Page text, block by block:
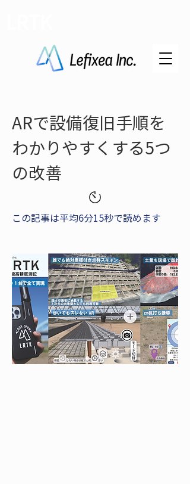
ARで設備復旧手順を
わかりやすくする5つ
の改善
この記事は平均6分15秒で読めます